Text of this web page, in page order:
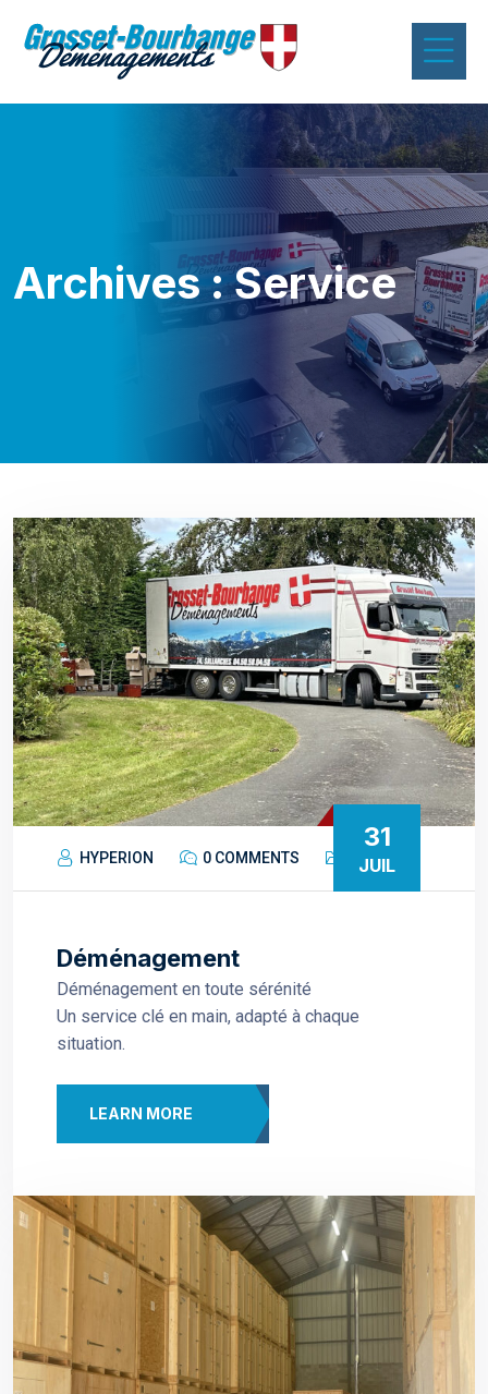
Archives :Service
31
JUIL
HYPERION 0 COMMENTS
Déménagement
Déménagement en toute sérénité
Un service clé en main, adapté à chaque
situation.
LEARN MORE